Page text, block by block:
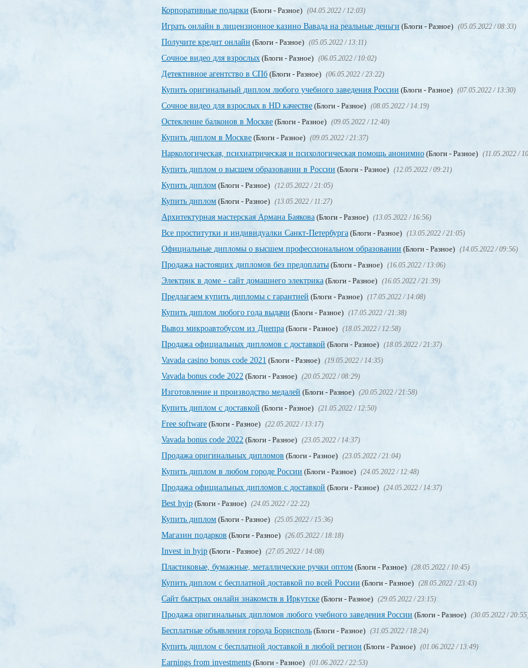
Корпоративные подарки (Блоги - Разное) (04.05.2022 / 12:03)
Играть онлайн в лицензионное казино Вавада на реальные деньги (Блоги - Разное) (05.05.2022 / 08:33)
Получите кредит онлайн (Блоги - Разное) (05.05.2022 / 13:11)
Сочное видео для взрослых (Блоги - Разное) (06.05.2022 / 10:02)
Детективное агентство в СПб (Блоги - Разное) (06.05.2022 / 23:22)
Купить оригинальный диплом любого учебного заведения России (Блоги - Разное) (07.05.2022 / 13:30)
Сочное видео для взрослых в HD качестве (Блоги - Разное) (08.05.2022 / 14:19)
Остекление балконов в Москве (Блоги - Разное) (09.05.2022 / 12:40)
Купить диплом в Москве (Блоги - Разное) (09.05.2022 / 21:37)
Наркологическая, психиатрическая и психологическая помощь анонимно (Блоги - Разное) (11.05.2022 /
Купить диплом о высшем образовании в России (Блоги - Разное) (12.05.2022 / 09:21)
Купить диплом (Блоги - Разное) (12.05.2022 / 21:05)
Купить диплом (Блоги - Разное) (13.05.2022 / 11:27)
Архитектурная мастерская Армана Баякова (Блоги - Разное) (13.05.2022 / 16:56)
Все проститутки и индивидуалки Санкт-Петербурга (Блоги - Разное) (13.05.2022 / 21:05)
Официальные дипломы о высшем профессиональном образовании (Блоги - Разное) (14.05.2022 / 09:56)
Продажа настоящих дипломов без предоплаты (Блоги - Разное) (16.05.2022 / 13:06)
Электрик в доме - сайт домашнего электрика (Блоги - Разное) (16.05.2022 / 21:39)
Предлагаем купить дипломы с гарантией (Блоги - Разное) (17.05.2022 / 14:08)
Купить диплом любого года выдачи (Блоги - Разное) (17.05.2022 / 21:38)
Вывоз микроавтобусом из Днепра (Блоги - Разное) (18.05.2022 / 12:58)
Продажа официальных дипломов с доставкой (Блоги - Разное) (18.05.2022 / 21:37)
Vavada casino bonus code 2021 (Блоги - Разное) (19.05.2022 / 14:35)
Vavada bonus code 2022 (Блоги - Разное) (20.05.2022 / 08:29)
Изготовление и производство медалей (Блоги - Разное) (20.05.2022 / 21:58)
Купить диплом с доставкой (Блоги - Разное) (21.05.2022 / 12:50)
Free software (Блоги - Разное) (22.05.2022 / 13:17)
Vavada bonus code 2022 (Блоги - Разное) (23.05.2022 / 14:37)
Продажа оригинальных дипломов (Блоги - Разное) (23.05.2022 / 21:04)
Купить диплом в любом городе России (Блоги - Разное) (24.05.2022 / 12:48)
Продажа официальных дипломов с доставкой (Блоги - Разное) (24.05.2022 / 14:37)
Best hyip (Блоги - Разное) (24.05.2022 / 22:22)
Купить диплом (Блоги - Разное) (25.05.2022 / 15:36)
Магазин подарков (Блоги - Разное) (26.05.2022 / 18:18)
Invest in hyip (Блоги - Разное) (27.05.2022 / 14:08)
Пластиковые, бумажные, металлические ручки оптом (Блоги - Разное) (28.05.2022 / 10:45)
Купить диплом с бесплатной доставкой по всей России (Блоги - Разное) (28.05.2022 / 23:43)
Сайт быстрых онлайн знакомств в Иркутске (Блоги - Разное) (29.05.2022 / 23:15)
Продажа оригинальных дипломов любого учебного заведения России (Блоги - Разное) (30.05.2022 /
Бесплатные объявления города Борисполь (Блоги - Разное) (31.05.2022 / 18:24)
Купить диплом с бесплатной доставкой в любой регион (Блоги - Разное) (01.06.2022 / 13:49)
Earnings from investments (Блоги - Разное) (01.06.2022 / 22:53)